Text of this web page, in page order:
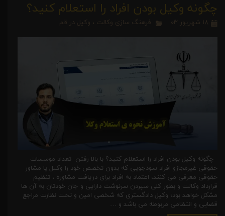
چگونه وکیل بودن افراد را استعلام کنید؟
۱۸ شهریور ۰۳ فرهنگ سازی وکالت ، وکیل در قم
چگونه وکیل بودن افراد را استعلام کنید؟ با بالا رفتن تعداد موسسات
حقوقی غیرمجازو افراد سودجویی که بدون تخصص خود را وکیل یا مشاور
حقوقی معرفی می کنند، اعتماد به افراد برای دریافت مشاوره ، تنظیم
قرارداد وکالت و بطور کلی سپردن سرنوشت دارایی و جان خودتان به آن ها
مشکل خواهد بود؛ وکیل دادگستری که شخصی امین و تحت نظارت مراجع
قضایی و انتظامی مربوطه می باشد و …